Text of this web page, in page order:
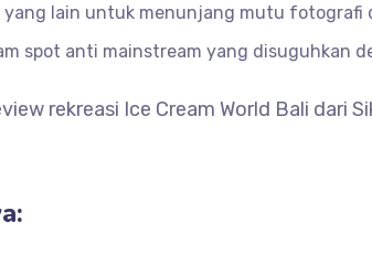
lain untuk menunjang mutu fotografi
spot anti mainstream yang disuguhkan
rekreasi Ice Cream World Bali dari